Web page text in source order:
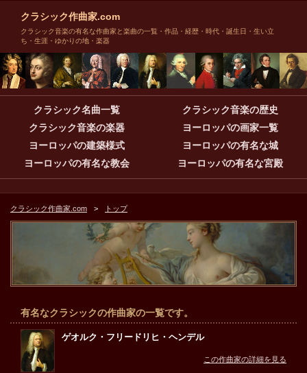
クラシック作曲家.com
クラシック音楽の有名な作曲家と楽曲の一覧・作品・経歴・時代・誕生日・生い立
ち・生涯・ゆかりの地・楽器
クラシック名曲一覧
クラシック音楽の歴史
クラシック音楽の楽器
ヨーロッパの画家一覧
ヨーロッパの建築様式
ヨーロッパの有名な城
ヨーロッパの有名な教会
ヨーロッパの有名な宮殿
クラシック作曲家.com トップ
有名なクラシックの作曲家の一覧です。
ゲオルク・フリードリヒ・ヘンデル
この作曲家の詳細を見る